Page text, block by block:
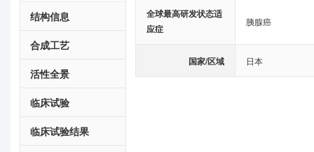
结构信息
合成工艺
活性全景
临床试验
临床试验结果
全球最高研发状态适
应症
胰腺癌
国家/区域 日本